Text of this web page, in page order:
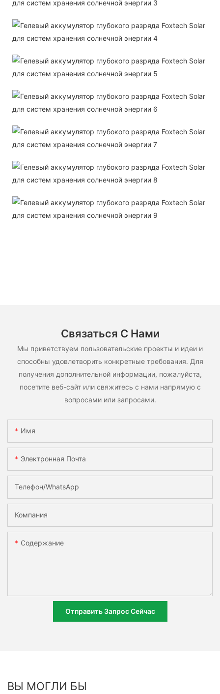
Связаться С Нами
Мы приветствуем пользовательские проекты и идеи и
способны удовлетворить конкретные требования. Для
получения дополнительной информации, пожалуйста,
посетите веб-сайт или свяжитесь с нами напрямую с
вопросами или запросами.
Имя
Электронная Почта
Телефон/WhatsApp
Компания
Содержание
Отправить Запрос Сейчас
ВЫ МОГЛИ БЫ